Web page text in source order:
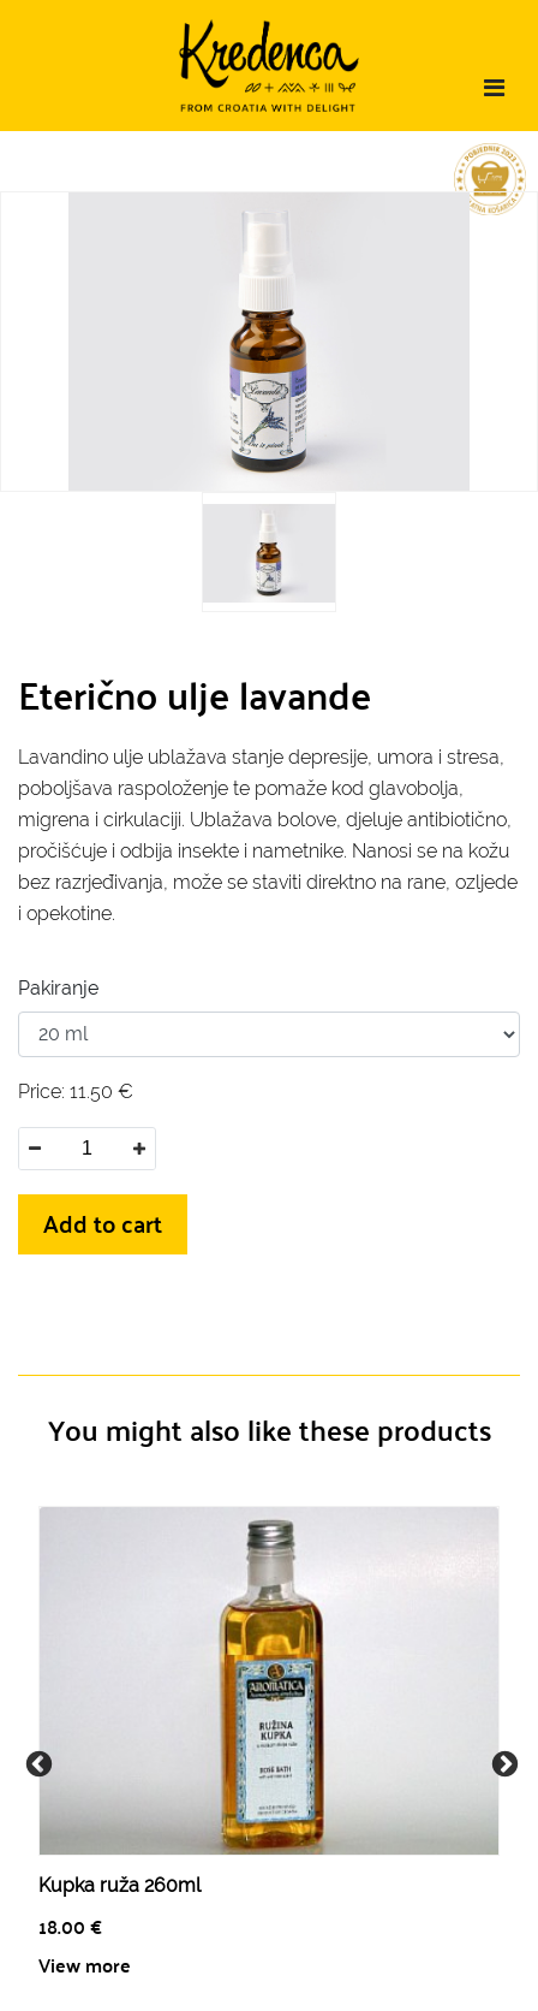
Eterično ulje lavande
Lavandino ulje ublažava stanje depresije, umora i stresa,
poboljšava raspoloženje te pomaže kod glavobolja,
migrena i cirkulaciji. Ublažava bolove, djeluje antibiotično,
pročišćuje i odbija insekte i nametnike. Nanosi se na kožu
bez razrjeđivanja, može se staviti direktno na rane, ozljede
i opekotine.
Pakiranje
Price: 11.50 €
Add to cart
You might also like these products
Kupka ruža 260ml
18.00€
View more